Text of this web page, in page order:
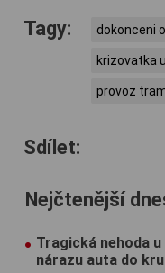
Tagy: dokonceni
krizovatka
provoz
Sdílet:
Nejčtenější
Tragická nehoda
nárazu auta do